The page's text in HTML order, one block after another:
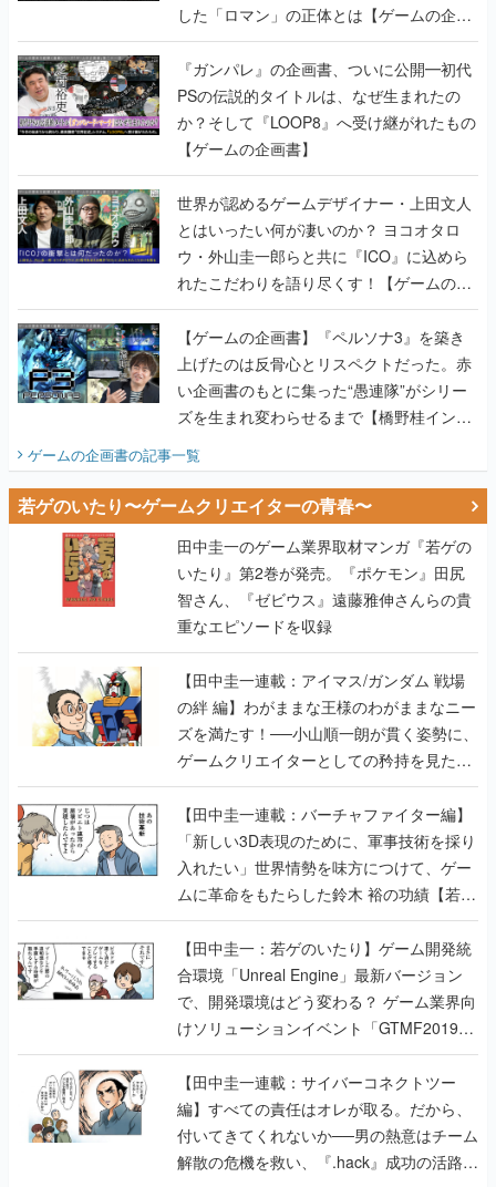
した「ロマン」の正体とは【ゲームの企画
書】
『ガンパレ』の企画書、ついに公開━初代
PSの伝説的タイトルは、なぜ生まれたの
か？そして『LOOP8』へ受け継がれたもの
【ゲームの企画書】
世界が認めるゲームデザイナー・上田文人
とはいったい何が凄いのか？ ヨコオタロ
ウ・外山圭一郎らと共に『ICO』に込めら
れたこだわりを語り尽くす！【ゲームの企
画書】
【ゲームの企画書】『ペルソナ3』を築き
上げたのは反骨心とリスペクトだった。赤
い企画書のもとに集った“愚連隊”がシリー
ズを生まれ変わらせるまで【橋野桂インタ
ゲームの企画書の記事一覧
若ゲのいたり〜ゲームクリエイターの青春〜
田中圭一のゲーム業界取材マンガ『若ゲの
いたり』第2巻が発売。『ポケモン』田尻
智さん、『ゼビウス』遠藤雅伸さんらの貴
重なエピソードを収録
【田中圭一連載：アイマス/ガンダム 戦場
の絆 編】わがままな王様のわがままなニー
ズを満たす！──小山順一朗が貫く姿勢に、
ゲームクリエイターとしての矜持を見た
【若ゲのいたり最終回】
【田中圭一連載：バーチャファイター編】
「新しい3D表現のために、軍事技術を採り
入れたい」世界情勢を味方につけて、ゲー
ムに革命をもたらした鈴木 裕の功績【若ゲ
のいたり】
【田中圭一：若ゲのいたり】ゲーム開発統
合環境「Unreal Engine」最新バージョン
で、開発環境はどう変わる？ ゲーム業界向
けソリューションイベント「GTMF2019」
に行って、より理解を深めよう【PR】
【田中圭一連載：サイバーコネクトツー
編】すべての責任はオレが取る。だから、
付いてきてくれないか──男の熱意はチーム
解散の危機を救い、『.hack』成功の活路を